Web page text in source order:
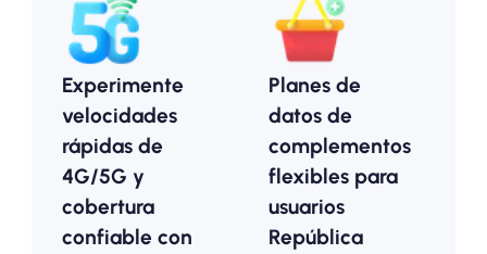
Experimente
velocidades
rápidas de
4G/5G y
cobertura
confiable con
Planes de
datos de
complementos
flexibles para
usuarios
República